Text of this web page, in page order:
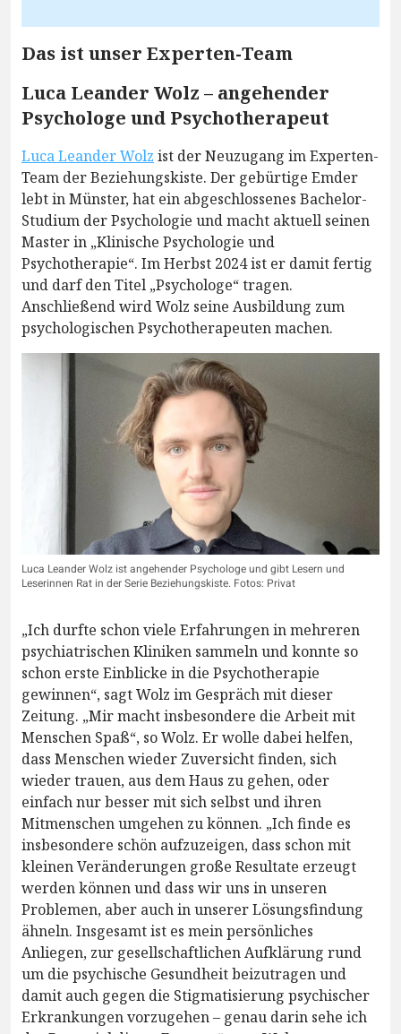
Das ist unser Experten-Team
Luca Leander Wolz – angehender
Psychologe und Psychotherapeut
Luca Leander Wolz ist der Neuzugang im Experten-
Team der Beziehungskiste. Der gebürtige Emder
lebt in Münster, hat ein abgeschlossenes Bachelor-
Studium der Psychologie und macht aktuell seinen
Master in „Klinische Psychologie und
Psychotherapie“. Im Herbst 2024 ist er damit fertig
und darf den Titel „Psychologe“ tragen.
Anschließend wird Wolz seine Ausbildung zum
psychologischen Psychotherapeuten machen.
Luca Leander Wolz ist angehender Psychologe und gibt Lesern und
Leserinnen Rat in der Serie Beziehungskiste. Fotos: Privat
„Ich durfte schon viele Erfahrungen in mehreren
psychiatrischen Kliniken sammeln und konnte so
schon erste Einblicke in die Psychotherapie
gewinnen“, sagt Wolz im Gespräch mit dieser
Zeitung. „Mir macht insbesondere die Arbeit mit
Menschen Spaß“, so Wolz. Er wolle dabei helfen,
dass Menschen wieder Zuversicht finden, sich
wieder trauen, aus dem Haus zu gehen, oder
einfach nur besser mit sich selbst und ihren
Mitmenschen umgehen zu können. „Ich finde es
insbesondere schön aufzuzeigen, dass schon mit
kleinen Veränderungen große Resultate erzeugt
werden können und dass wir uns in unseren
Problemen, aber auch in unserer Lösungsfindung
ähneln. Insgesamt ist es mein persönliches
Anliegen, zur gesellschaftlichen Aufklärung rund
um die psychische Gesundheit beizutragen und
damit auch gegen die Stigmatisierung psychischer
Erkrankungen vorzugehen – genau darin sehe ich